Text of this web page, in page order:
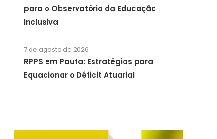
para o Observatório da Educação
Inclusiva
7 de agosto de 2026
RPPS em Pauta: Estratégias para
Equacionar o Déficit Atuarial